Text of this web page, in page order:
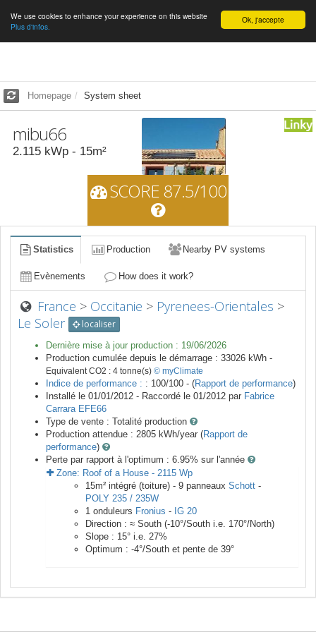
English Ok, j'accepte
We use cookies to enhance your experience on this website
Plus d'infos.
Homepage System sheet
mibu66
2.115 kWp - 15m²
SCORE 87.5/100
Statistics Production Nearby PV systems
Evènements How does it work?
France > Occitanie > Pyrenees-Orientales >
Le Soler
localiser
Dernière mise à jour production : 19/06/2026
Production cumulée depuis le démarrage : 33026 kWh -
Equivalent CO2 : 4 tonne(s) © myClimate
Indice de performance : : 100/100 - (Rapport de performance)
Installé le 01/01/2012 - Raccordé le 01/2012 par Fabrice
Carrara EFE66
Type de vente : Totalité production
Production attendue : 2805 kWh/year (Rapport de
performance)
Perte par rapport à l'optimum : 6.95% sur l'année
Zone: Roof of a House - 2115 Wp
15m² intégré (toiture) - 9 panneaux Schott -
POLY 235 / 235W
1 onduleurs Fronius - IG 20
Direction : ≈ South (-10°/South i.e. 170°/North)
Slope : 15° i.e. 27%
Optimum : -4°/South et pente de 39°